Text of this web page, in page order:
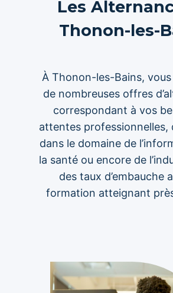
Les
Thonon-les-
À Thonon-les-Bains,
de nombreuses offres
correspondant à vos
attentes professionnelles,
dans le domaine de
la santé ou encore de
des taux d’embauche
formation atteignant